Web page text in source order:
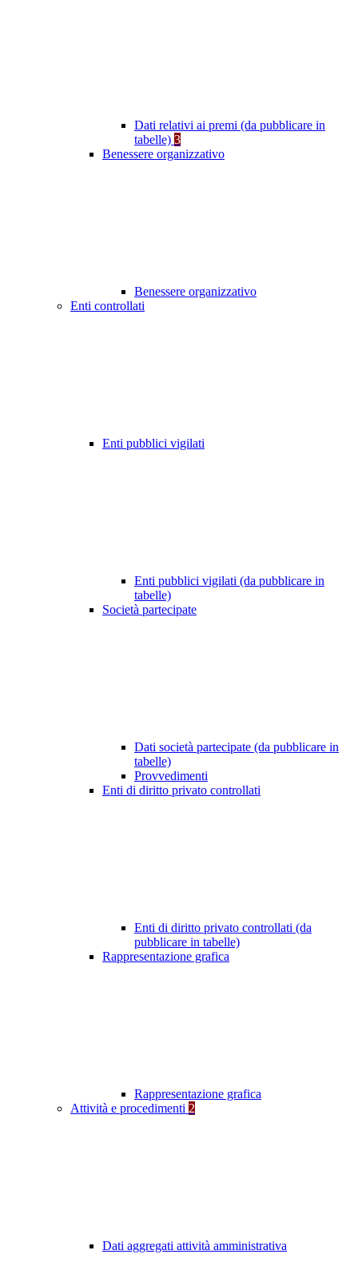
Dati relativi ai premi (da pubblicare in
tabelle) 3
Benessere organizzativo
Benessere organizzativo
Enti controllati
Enti pubblici vigilati
Enti pubblici vigilati (da pubblicare in
tabelle)
Società partecipate
Dati società partecipate (da pubblicare in
tabelle)
Provvedimenti
Enti di diritto privato controllati
Enti di diritto privato controllati (da
pubblicare in tabelle)
Rappresentazione grafica
Rappresentazione grafica
Attività e procedimenti 2
Dati aggregati attività amministrativa